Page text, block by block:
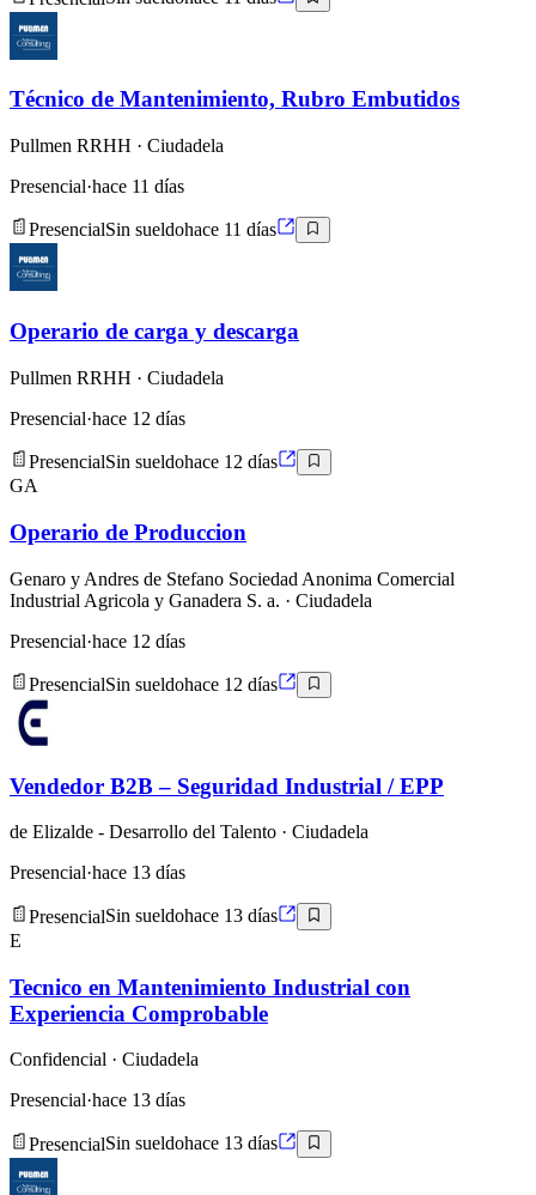
Técnico de Mantenimiento, Rubro Embutidos
Pullmen RRHH · Ciudadela
Presencial·hace 11 días
PresencialSin sueldohace 11 días
Operario de carga y descarga
Pullmen RRHH · Ciudadela
Presencial·hace 12 días
PresencialSin sueldohace 12 días
GA
Operario de Produccion
Genaro y Andres de Stefano Sociedad Anonima Comercial
Industrial Agricola y Ganadera S. a. · Ciudadela
Presencial·hace 12 días
PresencialSin sueldohace 12 días
Vendedor B2B – Seguridad Industrial / EPP
de Elizalde - Desarrollo del Talento · Ciudadela
Presencial·hace 13 días
PresencialSin sueldohace 13 días
E
Tecnico en Mantenimiento Industrial con
Experiencia Comprobable
Confidencial · Ciudadela
Presencial·hace 13 días
PresencialSin sueldohace 13 días